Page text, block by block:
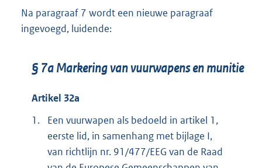
Na paragraaf 7 wordt een nieuwe paragraaf
ingevoegd, luidende:
§ 7a Markering van vuurwapens en munitie
Artikel 32a
1.
Een vuurwapen als bedoeld in artikel 1,
eerste lid, in samenhang met bijlage I,
van richtlijn nr. 91/477/EEG van de Raad